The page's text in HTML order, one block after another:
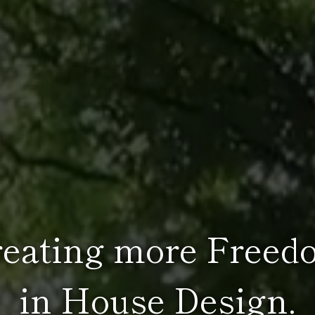
more
in House Design.